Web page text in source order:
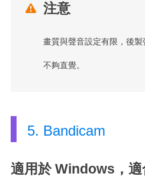
 注意
畫質與聲音設定有限，後
不夠直覺。
5. Bandicam
適用於 Windows，